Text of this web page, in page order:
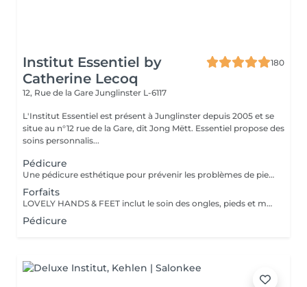
Institut Essentiel by
Catherine Lecoq
180
12, Rue de la Gare Junglinster L-6117
L'Institut Essentiel est présent à Junglinster depuis 2005 et se
situe au n°12 rue de la Gare, dit Jong Mëtt. Essentiel propose des
soins personnalis...
Pédicure
Une pédicure esthétique pour prévenir les problèmes de pieds et d'ongles. Soin complet de la peau et des ongles.
Forfaits
LOVELY HANDS & FEET inclut le soin des ongles, pieds et mains, le retrait et soin des callosités, un gommage, un masque à la paraffine et une finition hydratante. La pose vernis base ou couleur est incluse. L'ESSENTIEL inclut le soin des ongles, pieds et mains personnalisé, suivant les besoins individuels.
Pédicure